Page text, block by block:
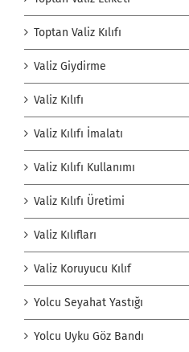
Toptan Valiz Kılıfı
Valiz Giydirme
Valiz Kılıfı
Valiz Kılıfı İmalatı
Valiz Kılıfı Kullanımı
Valiz Kılıfı Üretimi
Valiz Kılıfları
Valiz Koruyucu Kılıf
Yolcu Seyahat Yastığı
Yolcu Uyku Göz Bandı